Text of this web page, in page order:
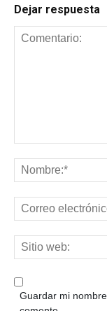
Dejar respuesta
Guardar mi